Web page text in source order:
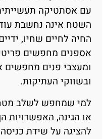
עם אסתטיקה
השטח אינה נחשבת
החיה לחיים שחיו,
אספנים מחפשים
ומעצבי פנים מחפשים
ובשווקי העתיקות.
למי שמחפש לשלב
או הגינה, האפשרויות
להציגה על שידת